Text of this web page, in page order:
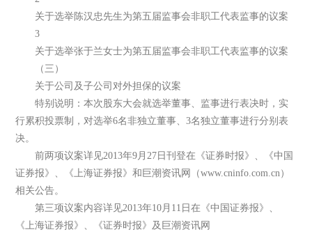
关于选举陈汉忠先生为第五届监事会非职工代表监事的议案
3
关于选举张于兰女士为第五届监事会非职工代表监事的议案
（三）
关于公司及子公司对外担保的议案
特别说明：本次股东大会就选举董事、监事进行表决时，实
行累积投票制，对选举6名非独立董事、3名独立董事进行分别表
决。
前两项议案详见2013年9月27日刊登在《证券时报》、《中国
证券报》、《上海证券报》和巨潮资讯网（www.cninfo.com.cn）
相关公告。
第三项议案内容详见2013年10月11日在《中国证券报》、
《上海证券报》、《证券时报》及巨潮资讯网